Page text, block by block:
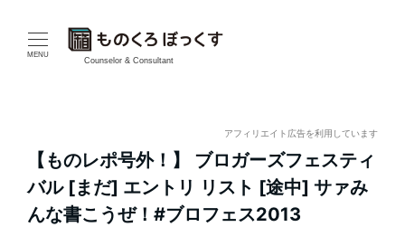
MENU
Counselor & Consultant
アフィリエイト広告を利用しています
【ものレポ号外！】 ブロガーズフェスティ
バル [まだ] エントリ リスト [途中] サァみ
んな書こうぜ！#ブロフェス2013